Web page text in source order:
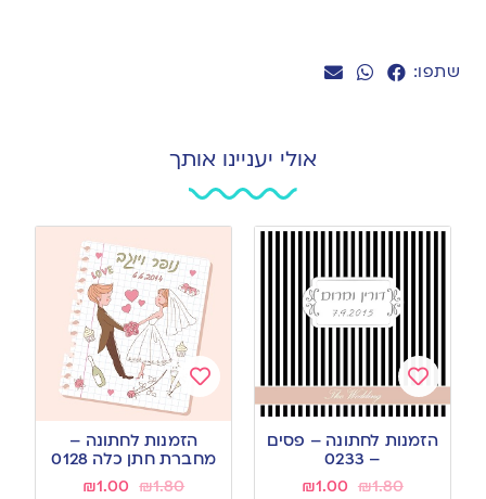
שתפו:
אולי יעניינו אותך
Add
to
wishlist
הזמנות לחתונה – פסים
– 0233
₪1.80
₪1.00
Add
to
wishlist
הזמנות לחתונה –
מחברת חתן כלה 0128
₪1.80
₪1.00